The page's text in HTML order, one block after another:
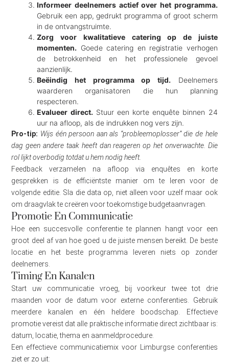
Informeer deelnemers actief over het programma.
Gebruik een app, gedrukt programma of groot scherm
in de ontvangstruimte.
Zorg voor kwalitatieve catering op de juiste
momenten. Goede catering en registratie verhogen
de betrokkenheid en het professionele gevoel
aanzienlijk.
Beëindig het programma op tijd. Deelnemers
waarderen organisatoren die hun planning
respecteren.
Evalueer direct. Stuur een korte enquête binnen 24
uur na afloop, als de indrukken nog vers zijn.
Pro-tip: Wijs één persoon aan als “probleemoplosser” die de hele
dag geen andere taak heeft dan reageren op het onverwachte. Die
rol lijkt overbodig totdat u hem nodig heeft.
Feedback verzamelen na afloop via enquêtes en korte
gesprekken is de efficiëntste manier om te leren voor de
volgende editie. Sla die data op, niet alleen voor uzelf maar ook
om draagvlak te creëren voor toekomstige budgetaanvragen.
Promotie En Communicatie
Hoe een succesvolle conferentie te plannen hangt voor een
groot deel af van hoe goed u de juiste mensen bereikt. De beste
locatie en het beste programma leveren niets op zonder
deelnemers.
Timing En Kanalen
Start uw communicatie vroeg, bij voorkeur twee tot drie
maanden voor de datum voor externe conferenties. Gebruik
meerdere kanalen en één heldere boodschap. Effectieve
promotie vereist dat alle praktische informatie direct zichtbaar is:
datum, locatie, thema en aanmeldprocedure.
Een effectieve communicatiemix voor Limburgse conferenties
ziet er zo uit: